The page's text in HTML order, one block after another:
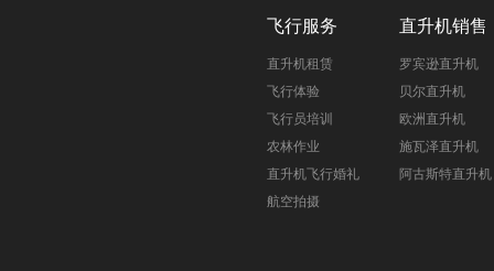
飞行服务
直升机租赁
飞行体验
飞行员培训
农林作业
直升机飞行婚礼
航空拍摄
直升机销售
罗宾逊直升机
贝尔直升机
欧洲直升机
施瓦泽直升机
阿古斯特直升机